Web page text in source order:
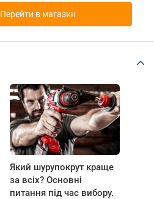
Перейти в магазин
Який шурупокрут краще
за всіх? Основні
питання під час вибору.